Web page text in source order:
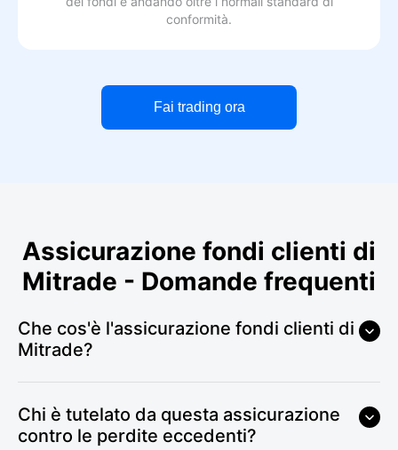
conformità.
Fai trading ora
Assicurazione fondi clienti di
Mitrade - Domande frequenti
Che cos'è l'assicurazione fondi clienti di
Mitrade?
Chi è tutelato da questa assicurazione
contro le perdite eccedenti?